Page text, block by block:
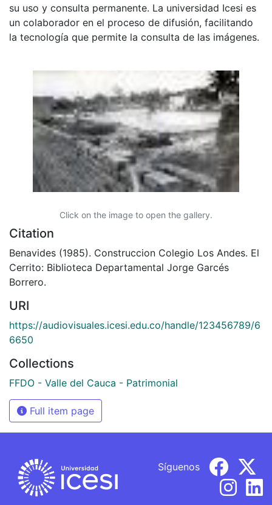
su uso y consulta permanente. La universidad Icesi es
un colaborador en el proceso de difusión, facilitando
la tecnología que permite la consulta de las imágenes.
Click on the image to open the gallery.
Citation
Benavides (1985). Construccion Colegio Los Andes. El
Cerrito: Biblioteca Departamental Jorge Garcés
Borrero.
URI
https://audiovisuales.icesi.edu.co/handle/123456789/6
6650
Collections
FFDO - Valle del Cauca - Patrimonial
Full item page
Síguenos